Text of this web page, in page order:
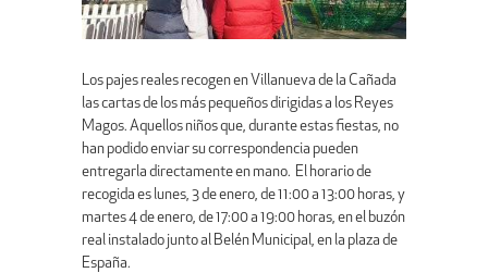
Los pajes reales recogen en Villanueva de la Cañada
las cartas de los más pequeños dirigidas a los Reyes
Magos. Aquellos niños que, durante estas fiestas, no
han podido enviar su correspondencia pueden
entregarla directamente en mano. El horario de
recogida es lunes, 3 de enero, de 11:00 a 13:00 horas, y
martes 4 de enero, de 17:00 a 19:00 horas, en el buzón
real instalado junto al Belén Municipal, en la plaza de
España.